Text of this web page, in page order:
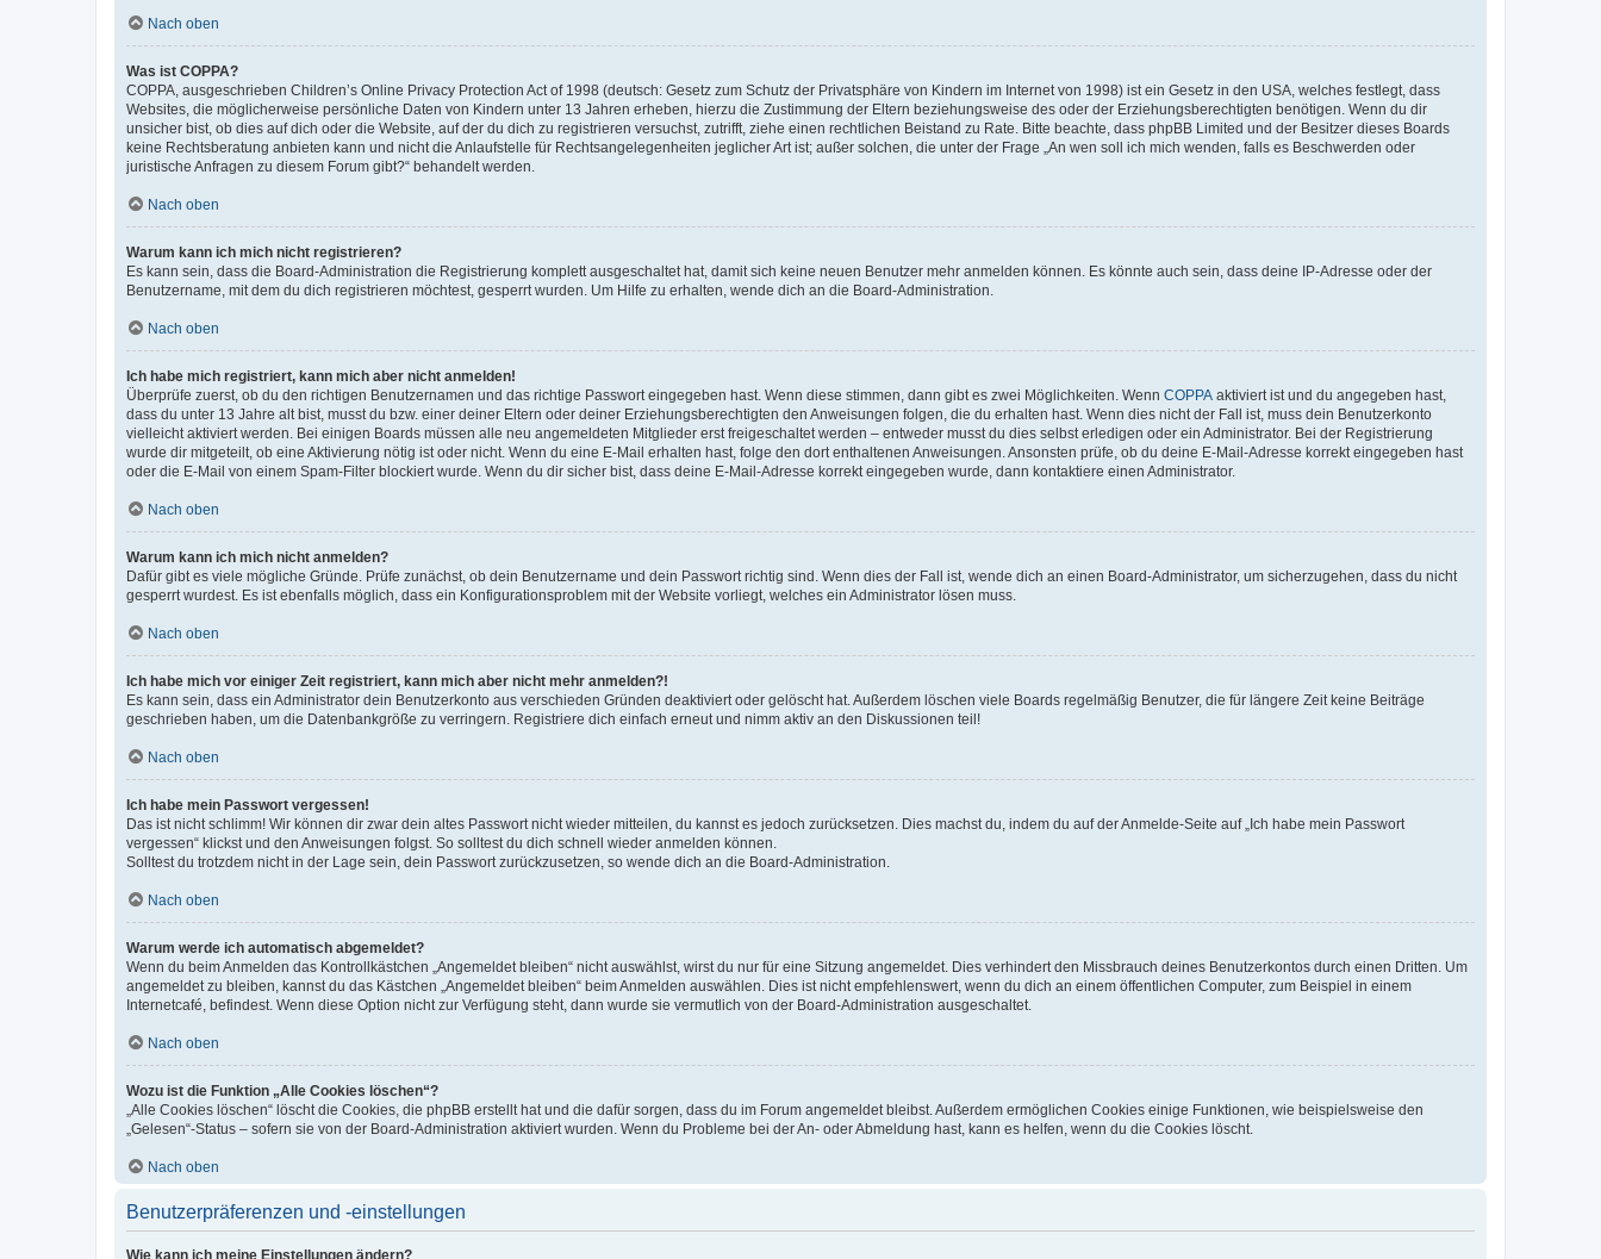
Nach oben
Was ist COPPA?
COPPA, ausgeschrieben Children’s Online Privacy Protection Act of 1998 (deutsch: Gesetz zum Schutz der Privatsphäre von Kindern im Internet von 1998) ist ein Gesetz in den USA, welches festlegt, dass
Websites, die möglicherweise persönliche Daten von Kindern unter 13 Jahren erheben, hierzu die Zustimmung der Eltern beziehungsweise des oder der Erziehungsberechtigten benötigen. Wenn du dir
unsicher bist, ob dies auf dich oder die Website, auf der du dich zu registrieren versuchst, zutrifft, ziehe einen rechtlichen Beistand zu Rate. Bitte beachte, dass phpBB Limited und der Besitzer dieses Boards
keine Rechtsberatung anbieten kann und nicht die Anlaufstelle für Rechtsangelegenheiten jeglicher Art ist; außer solchen, die unter der Frage „An wen soll ich mich wenden, falls es Beschwerden oder
juristische Anfragen zu diesem Forum gibt?“ behandelt werden.
Nach oben
Warum kann ich mich nicht registrieren?
Es kann sein, dass die Board-Administration die Registrierung komplett ausgeschaltet hat, damit sich keine neuen Benutzer mehr anmelden können. Es könnte auch sein, dass deine IP-Adresse oder der
Benutzername, mit dem du dich registrieren möchtest, gesperrt wurden. Um Hilfe zu erhalten, wende dich an die Board-Administration.
Nach oben
Ich habe mich registriert, kann mich aber nicht anmelden!
Überprüfe zuerst, ob du den richtigen Benutzernamen und das richtige Passwort eingegeben hast. Wenn diese stimmen, dann gibt es zwei Möglichkeiten. Wenn COPPA aktiviert ist und du angegeben hast,
dass du unter 13 Jahre alt bist, musst du bzw. einer deiner Eltern oder deiner Erziehungsberechtigten den Anweisungen folgen, die du erhalten hast. Wenn dies nicht der Fall ist, muss dein Benutzerkonto
vielleicht aktiviert werden. Bei einigen Boards müssen alle neu angemeldeten Mitglieder erst freigeschaltet werden – entweder musst du dies selbst erledigen oder ein Administrator. Bei der Registrierung
wurde dir mitgeteilt, ob eine Aktivierung nötig ist oder nicht. Wenn du eine E-Mail erhalten hast, folge den dort enthaltenen Anweisungen. Ansonsten prüfe, ob du deine E-Mail-Adresse korrekt eingegeben hast
oder die E-Mail von einem Spam-Filter blockiert wurde. Wenn du dir sicher bist, dass deine E-Mail-Adresse korrekt eingegeben wurde, dann kontaktiere einen Administrator.
Nach oben
Warum kann ich mich nicht anmelden?
Dafür gibt es viele mögliche Gründe. Prüfe zunächst, ob dein Benutzername und dein Passwort richtig sind. Wenn dies der Fall ist, wende dich an einen Board-Administrator, um sicherzugehen, dass du nicht
gesperrt wurdest. Es ist ebenfalls möglich, dass ein Konfigurationsproblem mit der Website vorliegt, welches ein Administrator lösen muss.
Nach oben
Ich habe mich vor einiger Zeit registriert, kann mich aber nicht mehr anmelden?!
Es kann sein, dass ein Administrator dein Benutzerkonto aus verschieden Gründen deaktiviert oder gelöscht hat. Außerdem löschen viele Boards regelmäßig Benutzer, die für längere Zeit keine Beiträge
geschrieben haben, um die Datenbankgröße zu verringern. Registriere dich einfach erneut und nimm aktiv an den Diskussionen teil!
Nach oben
Ich habe mein Passwort vergessen!
Das ist nicht schlimm! Wir können dir zwar dein altes Passwort nicht wieder mitteilen, du kannst es jedoch zurücksetzen. Dies machst du, indem du auf der Anmelde-Seite auf „Ich habe mein Passwort
vergessen“ klickst und den Anweisungen folgst. So solltest du dich schnell wieder anmelden können.
Solltest du trotzdem nicht in der Lage sein, dein Passwort zurückzusetzen, so wende dich an die Board-Administration.
Nach oben
Warum werde ich automatisch abgemeldet?
Wenn du beim Anmelden das Kontrollkästchen „Angemeldet bleiben“ nicht auswählst, wirst du nur für eine Sitzung angemeldet. Dies verhindert den Missbrauch deines Benutzerkontos durch einen Dritten. Um
angemeldet zu bleiben, kannst du das Kästchen „Angemeldet bleiben“ beim Anmelden auswählen. Dies ist nicht empfehlenswert, wenn du dich an einem öffentlichen Computer, zum Beispiel in einem
Internetcafé, befindest. Wenn diese Option nicht zur Verfügung steht, dann wurde sie vermutlich von der Board-Administration ausgeschaltet.
Nach oben
Wozu ist die Funktion „Alle Cookies löschen“?
„Alle Cookies löschen“ löscht die Cookies, die phpBB erstellt hat und die dafür sorgen, dass du im Forum angemeldet bleibst. Außerdem ermöglichen Cookies einige Funktionen, wie beispielsweise den
„Gelesen“-Status – sofern sie von der Board-Administration aktiviert wurden. Wenn du Probleme bei der An- oder Abmeldung hast, kann es helfen, wenn du die Cookies löscht.
Nach oben
Benutzerpräferenzen und -einstellungen
Wie kann ich meine Einstellungen ändern?